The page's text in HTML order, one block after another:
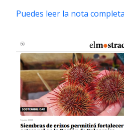
Puedes leer la nota